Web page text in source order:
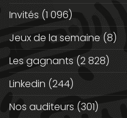
Invités (1 096)
Jeux de la semaine (8)
Les gagnants (2 828)
Linkedin (244)
Nos auditeurs (301)